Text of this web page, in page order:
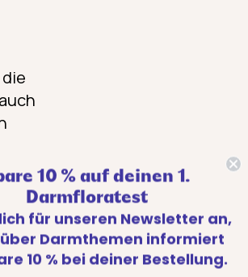
10 % auf deinen 1.
Darmfloratest
für unseren Newsletter an,
Darmthemen informiert
10 % bei deiner Bestellung.